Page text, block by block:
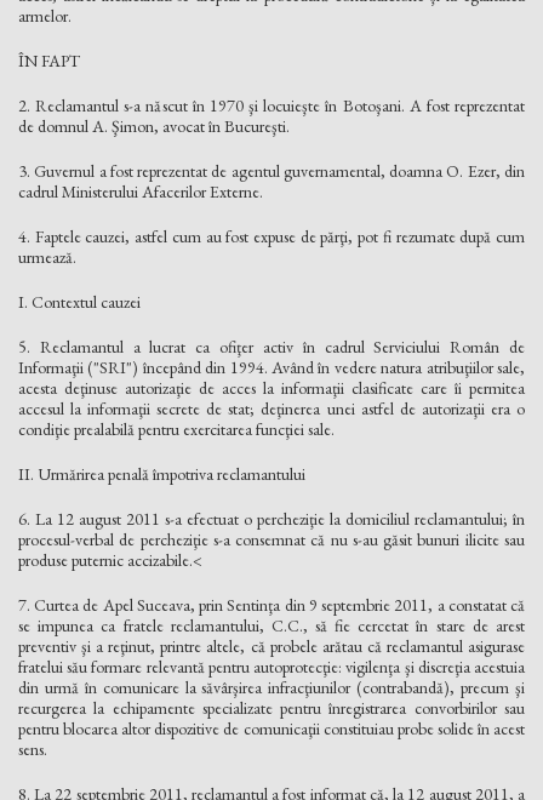
armelor.
ÎN FAPT
2. Reclamantul s-a născut în 1970 şi locuieşte în Botoşani. A fost reprezentat
de domnul A. Şimon, avocat în Bucureşti.
3. Guvernul a fost reprezentat de agentul guvernamental, doamna O. Ezer, din
cadrul Ministerului Afacerilor Externe.
4. Faptele cauzei, astfel cum au fost expuse de părţi, pot fi rezumate după cum
urmează.
I. Contextul cauzei
5. Reclamantul a lucrat ca ofiţer activ în cadrul Serviciului Român de
Informaţii ("SRI") începând din 1994. Având în vedere natura atribuţiilor sale,
acesta deţinuse autorizaţie de acces la informaţii clasificate care îi permitea
accesul la informaţii secrete de stat; deţinerea unei astfel de autorizaţii era o
condiţie prealabilă pentru exercitarea funcţiei sale.
II. Urmărirea penală împotriva reclamantului
6. La 12 august 2011 s-a efectuat o percheziţie la domiciliul reclamantului; în
procesul-verbal de percheziţie s-a consemnat că nu s-au găsit bunuri ilicite sau
produse puternic accizabile.<
7. Curtea de Apel Suceava, prin Sentinţa din 9 septembrie 2011, a constatat că
se impunea ca fratele reclamantului, C.C., să fie cercetat în stare de arest
preventiv şi a reţinut, printre altele, că probele arătau că reclamantul asigurase
fratelui său formare relevantă pentru autoprotecţie: vigilenţa şi discreţia acestuia
din urmă în comunicare la săvârşirea infracţiunilor (contrabandă), precum şi
recurgerea la echipamente specializate pentru înregistrarea convorbirilor sau
pentru blocarea altor dispozitive de comunicaţii constituiau probe solide în acest
sens.
8. La 22 septembrie 2011, reclamantul a fost informat că, la 12 august 2011, a